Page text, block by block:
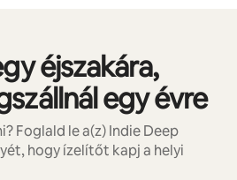
éjszakára,
egy évre
Foglald le a(z) Indie Deep
hogy ízelítőt kapj a helyi